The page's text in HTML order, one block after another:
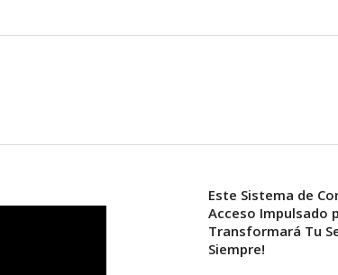
Este Sistema de
Acceso Impulsado
Transformará Tu
Siempre!